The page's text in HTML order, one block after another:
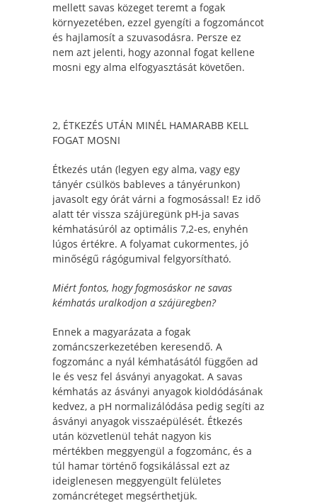
mellett savas közeget teremt a fogak
környezetében, ezzel gyengíti a fogzománcot
és hajlamosít a szuvasodásra. Persze ez
nem azt jelenti, hogy azonnal fogat kellene
mosni egy alma elfogyasztását követően.
2, ÉTKEZÉS UTÁN MINÉL HAMARABB KELL
FOGAT MOSNI
Étkezés után (legyen egy alma, vagy egy
tányér csülkös bableves a tányérunkon)
javasolt egy órát várni a fogmosással! Ez idő
alatt tér vissza szájüregünk pH-ja savas
kémhatásúról az optimális 7,2-es, enyhén
lúgos értékre. A folyamat cukormentes, jó
minőségű rágógumival felgyorsítható.
Miért fontos, hogy fogmosáskor ne savas
kémhatás uralkodjon a szájüregben?
Ennek a magyarázata a fogak
zománcszerkezetében keresendő. A
fogzománc a nyál kémhatásától függően ad
le és vesz fel ásványi anyagokat. A savas
kémhatás az ásványi anyagok kioldódásának
kedvez, a pH normalizálódása pedig segíti az
ásványi anyagok visszaépülését. Étkezés
után közvetlenül tehát nagyon kis
mértékben meggyengül a fogzománc, és a
túl hamar történő fogsikálással ezt az
ideiglenesen meggyengült felületes
zománcréteget megsérthetjük.